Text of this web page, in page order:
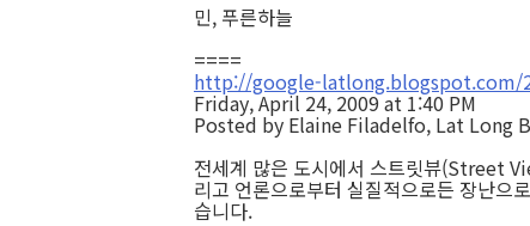
민, 푸른하늘
====
http://google-
Friday, April 24, 2009 at 1:40 PM
Posted by Elaine Filadelfo, Lat Long
전세계 많은 도시에서 스트릿뷰(Street
리고 언론으로부터 실질적으로든 장난으
습니다.